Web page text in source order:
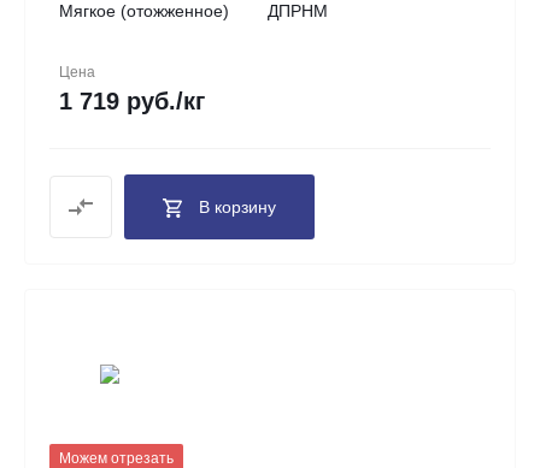
Мягкое (отожженное) ДПРНМ
Цена
1 719 руб./кг
В корзину
Можем отрезать